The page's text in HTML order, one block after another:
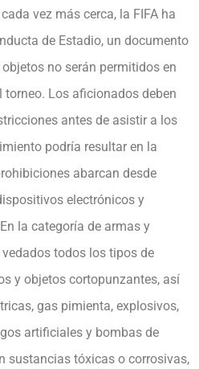
vez más cerca, la FIFA ha
de Estadio, un documento
no serán permitidos en
Los aficionados deben
antes de asistir a los
podría resultar en la
abarcan desde
electrónicos y
la categoría de armas y
todos los tipos de
y objetos cortopunzantes, así
gas pimienta, explosivos,
artificiales y bombas de
sustancias tóxicas o corrosivas,